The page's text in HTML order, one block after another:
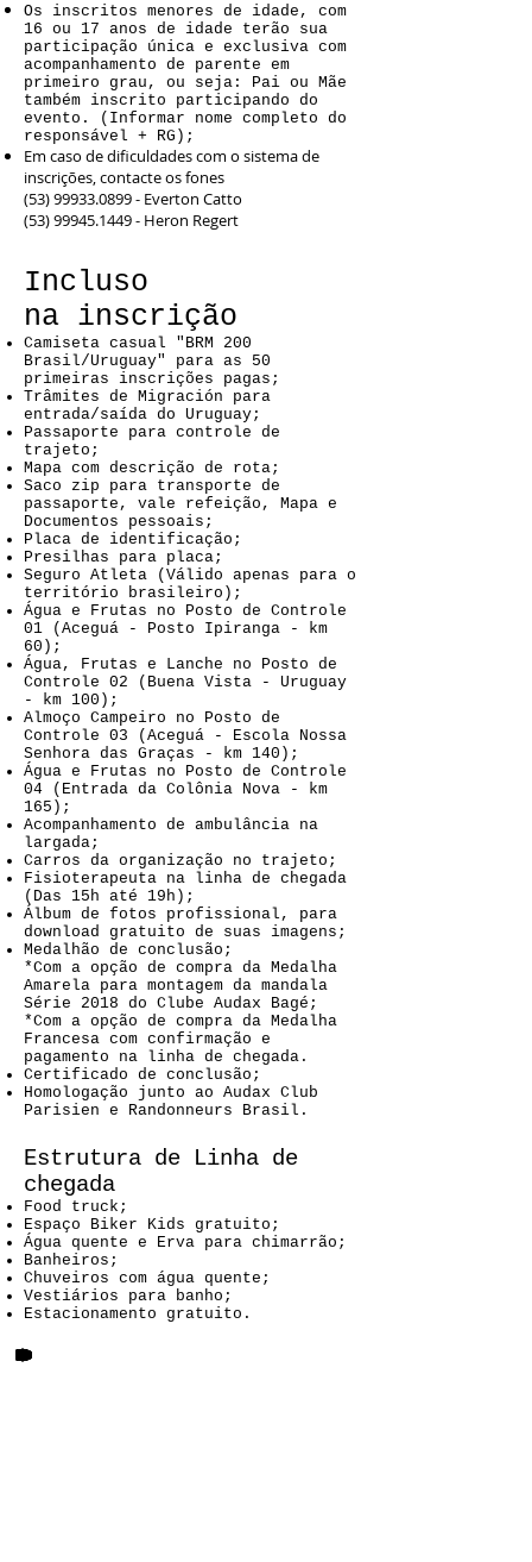
Os inscritos menores de idade, com
16 ou 17 anos de idade terão sua
participação única e exclusiva com
acompanhamento de parente em
primeiro grau, ou seja: Pai ou Mãe
também inscrito participando do
evento. (Informar nome completo do
responsável + RG);
Em caso de dificuldades com o sistema de
inscrições, contacte os fones
(53) 99933.0899- Everton Catto
(53) 99945.1449- Heron Regert
Incluso
na inscrição
Camiseta casual "BRM 200
Brasil/Uruguay" para as 50
primeiras inscrições pagas;
Trâmites de Migración para
entrada/saída do Uruguay;
Passaporte para controle de
trajeto;
Mapa com descrição de rota;
Saco zip para transporte de
passaporte, vale refeição, Mapa e
Documentos pessoais;
Placa de identificação;
Presilhas para placa;
Seguro Atleta (Válido apenas para o
território brasileiro);
Água e Frutas no Posto de Controle
01 (Aceguá - Posto Ipiranga - km
60);
Água, Frutas e Lanche no Posto de
Controle 02 (Buena Vista - Uruguay
- km 100);
Almoço Campeiro no Posto de
Controle 03 (Aceguá - Escola Nossa
Senhora das Graças - km 140);
Água e Frutas no Posto de Controle
04 (Entrada da Colônia Nova - km
165);
Acompanhamento de ambulância na
largada;
Carros da organização no trajeto;
Fisioterapeuta na linha de chegada
(Das 15h até 19h);
Álbum de fotos profissional, para
download gratuito de suas imagens;
Medalhão de conclusão;
*Com a opção de compra da Medalha
Amarela para montagem da mandala
Série 2018 do Clube Audax Bagé;
*Com a opção de compra da Medalha
Francesa com confirmação e
pagamento na linha de chegada.
Certificado de conclusão;
Homologação junto ao Audax Club
Parisien e Randonneurs Brasil.
Estrutura de Linha de
chegada
Food truck;
Espaço Biker Kids gratuito;
Água quente e Erva para chimarrão;
Banheiros;
Chuveiros com água quente;
Vestiários para banho;
Estacionamento gratuito.